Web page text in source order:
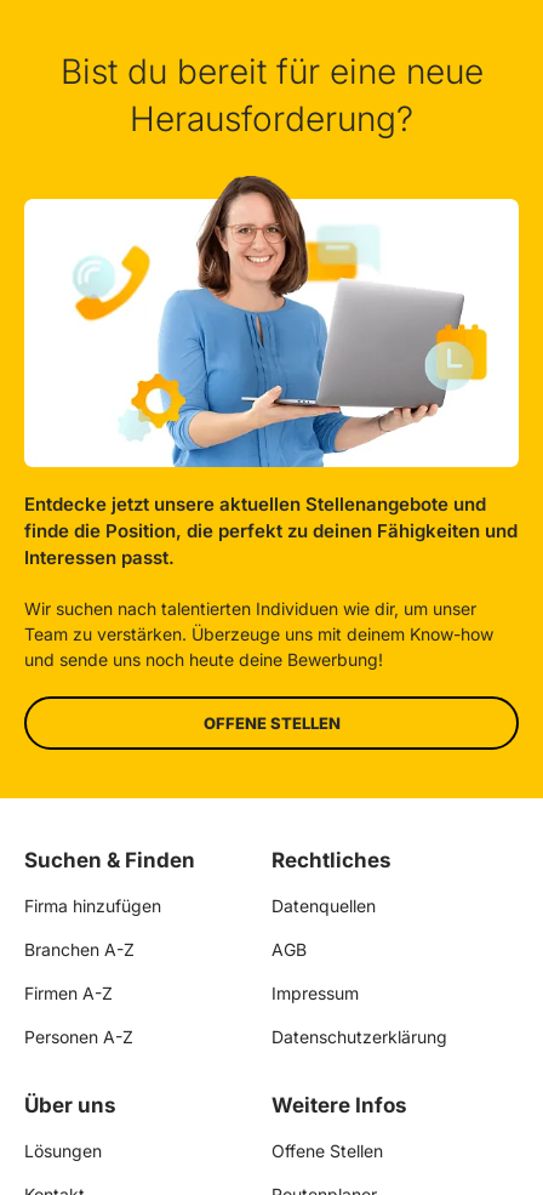
Bist du bereit für eine neue
Herausforderung?
Entdecke jetzt unsere aktuellen Stellenangebote und
finde die Position, die perfekt zu deinen Fähigkeiten und
Interessen passt.
Wir suchen nach talentierten Individuen wie dir, um unser
Team zu verstärken. Überzeuge uns mit deinem Know-how
und sende uns noch heute deine Bewerbung!
OFFENE STELLEN
Suchen & Finden
Firma hinzufügen
Branchen A-Z
Firmen A-Z
Personen A-Z
Rechtliches
Datenquellen
AGB
Impressum
Datenschutzerklärung
Über uns
Lösungen
Weitere Infos
Offene Stellen